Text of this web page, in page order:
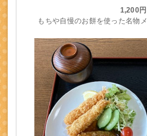
1,200円
もちや自慢のお餅を使った名物メ